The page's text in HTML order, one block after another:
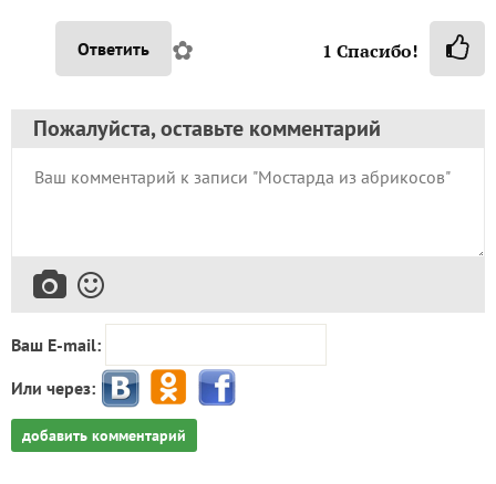
Ответить ✿ 1 Спасибо!
Пожалуйста, оставьте комментарий
Ваш E-mail:
Или через:
добавить комментарий